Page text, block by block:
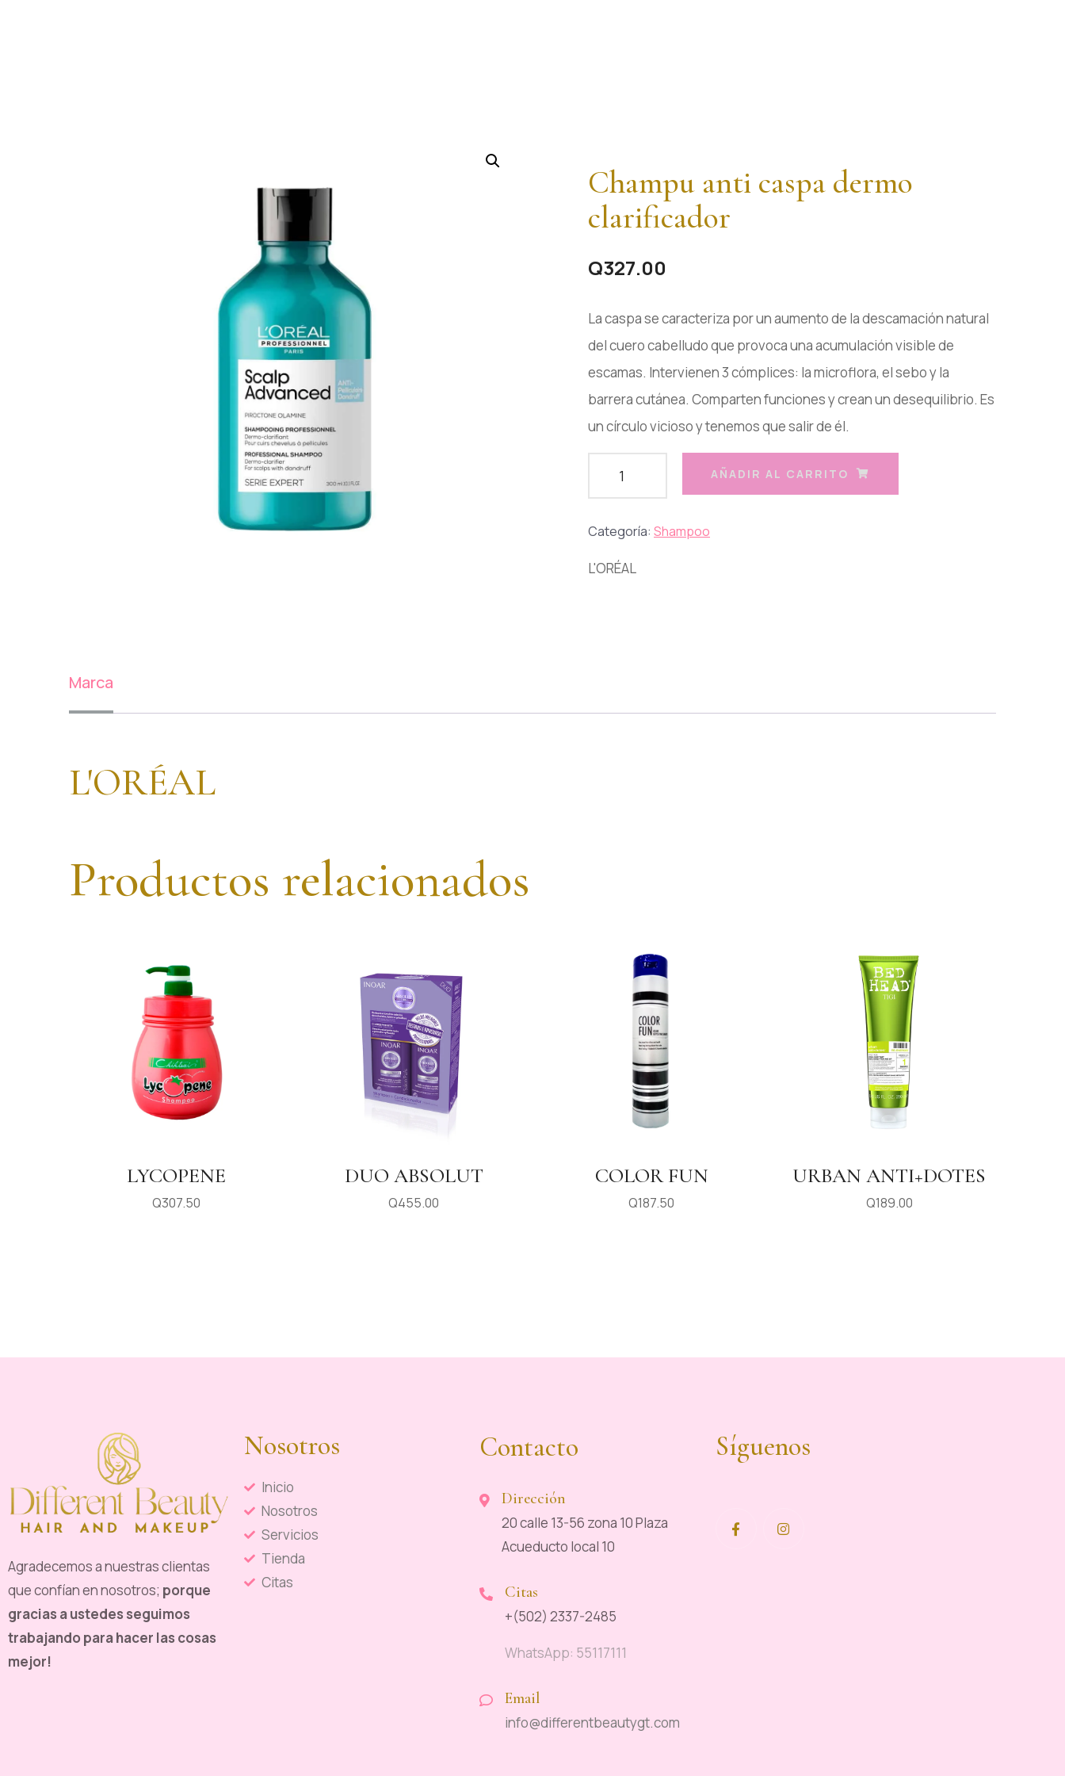
Champu anti caspa dermo
clarificador
Q327.00
La caspa se caracteriza por un aumento de la descamación natural
del cuero cabelludo que provoca una acumulación visible de
escamas. Intervienen 3 cómplices: la microflora, el sebo y la
barrera cutánea. Comparten funciones y crean un desequilibrio. Es
un círculo vicioso y tenemos que salir de él.
AÑADIR AL CARRITO
Categoría: Shampoo
L'ORÉAL
Marca
L'ORÉAL
Productos relacionados
LYCOPENE
Q307.50
DUO ABSOLUT
Q455.00
COLOR FUN
Q187.50
URBAN ANTI+DOTES
Q189.00
Agradecemos a nuestras clientas
que confían en nosotros; porque
gracias a ustedes seguimos
trabajando para hacer las cosas
mejor!
Nosotros
Inicio
Nosotros
Servicios
Tienda
Citas
Contacto
Dirección
20 calle 13-56 zona 10 Plaza
Acueducto local 10
Citas
+(502) 2337-2485
WhatsApp: 55117111
Email
info@differentbeautygt.com
Síguenos